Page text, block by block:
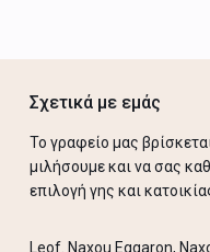
Σχετικά με εμάς
Το γραφείο μας
μιλήσουμε και να σας
επιλογή γης και
Leof. Naxou Eggaron,